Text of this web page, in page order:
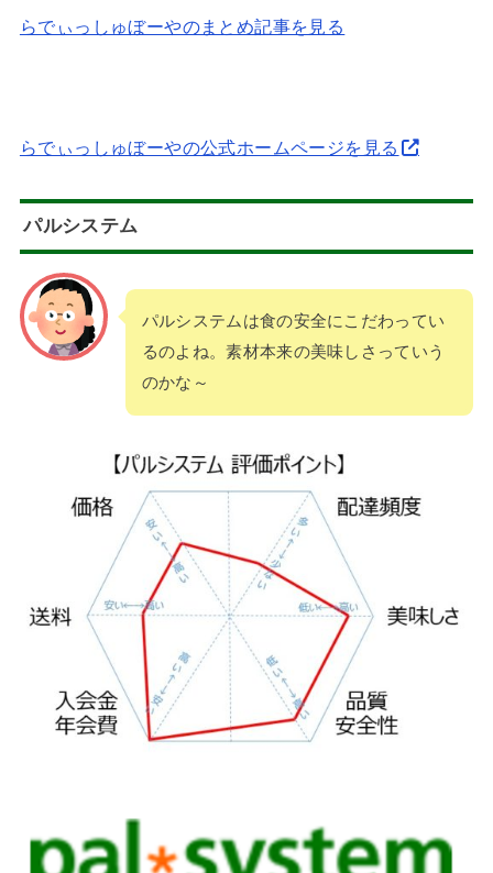
らでぃっしゅぼーやのまとめ記事を見る
らでぃっしゅぼーやの公式ホームページを見る
パルシステム
パルシステムは食の安全にこだわってい
るのよね。素材本来の美味しさっていう
のかな～